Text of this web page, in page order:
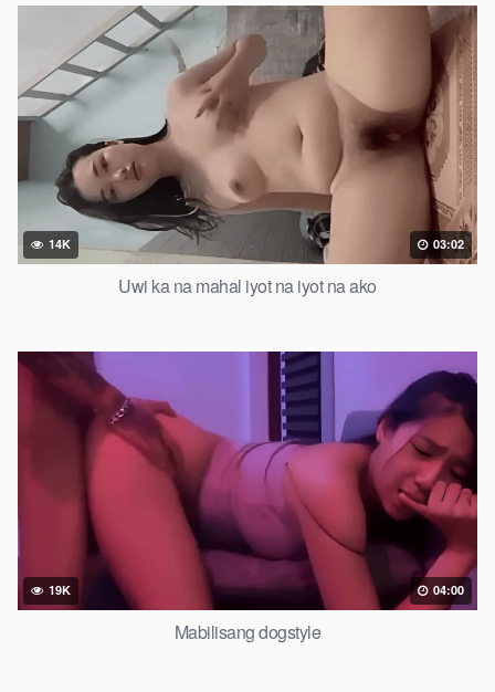
14K 03:02
Uwi ka na mahal iyot na iyot na ako
19K 04:00
Mabilisang dogstyle